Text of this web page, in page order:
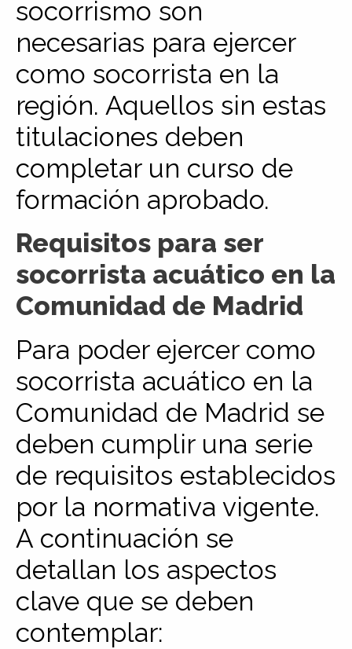
socorrismo son
necesarias para ejercer
como socorrista en la
región. Aquellos sin estas
titulaciones deben
completar un curso de
formación aprobado.
Requisitos para ser
socorrista acuático en la
Comunidad de Madrid
Para poder ejercer como
socorrista acuático en la
Comunidad de Madrid se
deben cumplir una serie
de requisitos establecidos
por la normativa vigente.
A continuación se
detallan los aspectos
clave que se deben
contemplar: